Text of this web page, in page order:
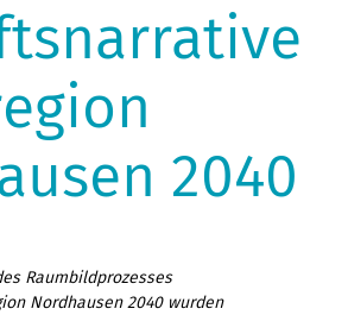
2040
Raumbildprozesses
Nordhausen 2040 wurden